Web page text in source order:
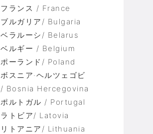
フランス / France
ブルガリア/ Bulgaria
ベラルーシ/ Belarus
ベルギー / Belgium
ポーランド/ Poland
ボスニア·ヘルツェゴビ
Bosnia Hercegovina
ポルトガル / Portugal
ラトビア/ Latovia
リトアニア/ Lithuania